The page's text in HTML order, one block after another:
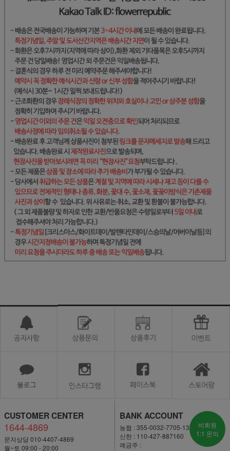
CUSTOMER CENTER
1644-4869
문자상담 010-4407-4869
월~토 09:00 - 20:00
BANK ACCOUNT
농협 : 355-0032-7705-13
신한 : 110-427-887160
예금주 :
비회원
1:1 문의